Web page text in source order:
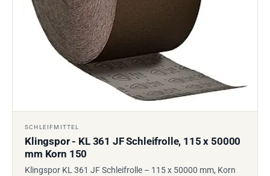
SCHLEIFMITTEL
Klingspor - KL 361 JF Schleifrolle, 115 x 50000
mm Korn 150
Klingspor KL 361 JF Schleifrolle – 115 x 50000 mm, Korn